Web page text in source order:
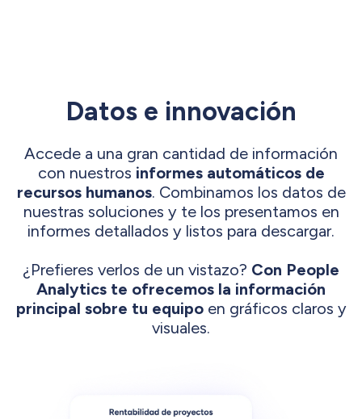
Datos e innovación
Accede a una gran cantidad de información
con nuestros informes automáticos de
recursos humanos. Combinamos los datos de
nuestras soluciones y te los presentamos en
informes detallados y listos para descargar.
¿Prefieres verlos de un vistazo? Con People
Analytics te ofrecemos la información
principal sobre tu equipoen gráficos claros y
visuales.